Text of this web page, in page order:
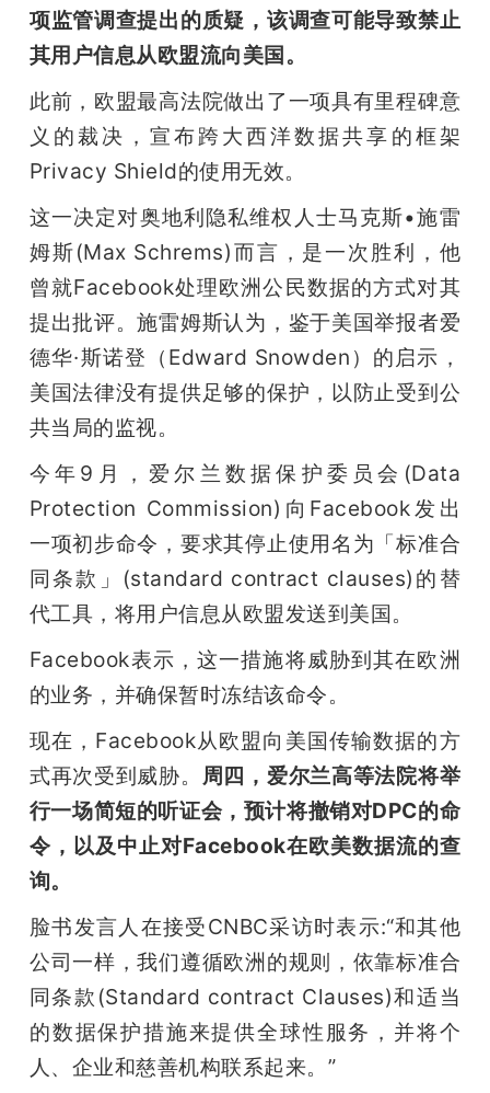
GAIR
题
爱
搞
机
项监管调查提出的质疑，该调查可能导致禁止
其用户信息从欧盟流向美国。
此前，欧盟最高法院做出了一项具有里程碑意
义的裁决，宣布跨大西洋数据共享的框架
Privacy Shield的使用无效。
这一决定对奥地利隐私维权人士马克斯•施雷
姆斯(Max Schrems)而言，是一次胜利，他
曾就Facebook处理欧洲公民数据的方式对其
提出批评。施雷姆斯认为，鉴于美国举报者爱
德华·斯诺登（Edward Snowden）的启示，
美国法律没有提供足够的保护，以防止受到公
共当局的监视。
今年9月，爱尔兰数据保护委员会(Data
Protection Commission)向Facebook发出
一项初步命令，要求其停止使用名为「标准合
同条款」(standard contract clauses)的替
代工具，将用户信息从欧盟发送到美国。
Facebook表示，这一措施将威胁到其在欧洲
的业务，并确保暂时冻结该命令。
现在，Facebook从欧盟向美国传输数据的方
式再次受到威胁。 周四，爱尔兰高等法院将举
行一场简短的听证会，预计将撤销对DPC的命
令，以及中止对Facebook在欧美数据流的查
询。
脸书发言人在接受CNBC采访时表示:“和其他
公司一样，我们遵循欧洲的规则，依靠标准合
同条款(Standard contract Clauses)和适当
的数据保护措施来提供全球性服务，并将个
人、企业和慈善机构联系起来。”